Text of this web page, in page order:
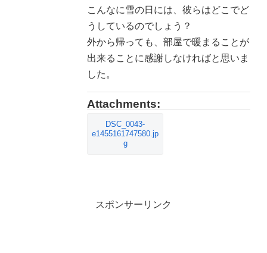
こんなに雪の日には、彼らはどこでど
うしているのでしょう？
外から帰っても、部屋で暖まることが
出来ることに感謝しなければと思いま
した。
Attachments:
DSC_0043-
e1455161747580.jp
g
スポンサーリンク